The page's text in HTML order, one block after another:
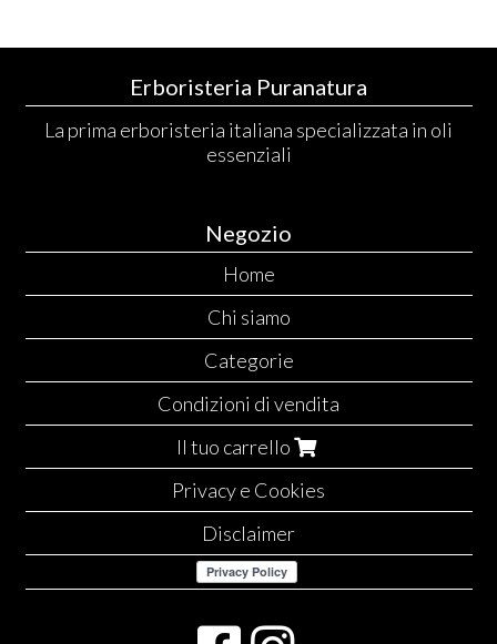
Erboristeria Puranatura
La prima erboristeria italiana specializzata in oli
essenziali
Negozio
Home
Chi siamo
Categorie
Condizioni di vendita
Il tuo carrello
Privacy e Cookies
Disclaimer